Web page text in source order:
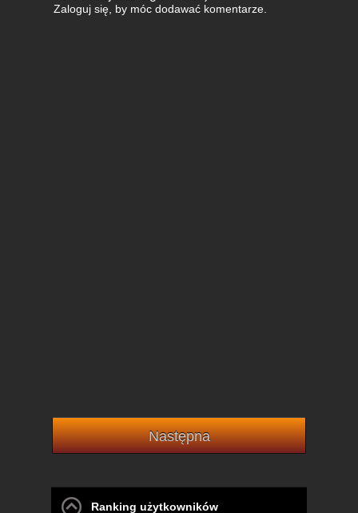
Zaloguj się, by móc dodawać komentarze.
Następna
Ranking użytkowników